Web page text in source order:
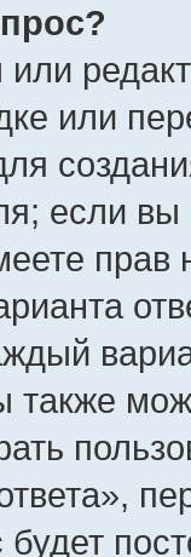
или
если
прав
также
будет